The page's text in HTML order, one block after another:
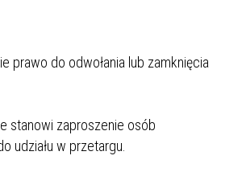
prawo do odwołania lub zamknięcia
stanowi zaproszenie osób
udziału w przetargu.